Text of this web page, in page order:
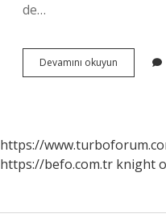
de…
Devamını okuyun
Reddi
https://
https://befo.com.tr knight